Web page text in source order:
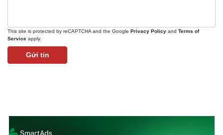
Kinh tế
This site is protected by reCAPTCHA and the Google Privacy Policy and Terms of
Service apply.
Gửi tin